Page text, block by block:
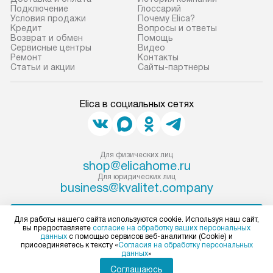
Если необходимо переместить
прибор до места установки,
пожалуйста, предварительно
уточните это с менеджером.
За данную услугу взимается
дополнительная плата. Важно
прибора не позволяют ему пройти
через дверной проем, сотрудники
демонтировать дверцы, ручки или
другие выступающие элементы, так
как это может привести к отказу
сможете переместить прибор
в нужное место, учитывая размеры
упаковки или без нее.
к воде, крана и
слива.
подключение к
В стандартную
не включаются:
Подключение
Условия продажи
Кредит
Возврат и обмен
Сервисные центры
Ремонт
Статьи и акции
Глоссарий
Почему Elica?
Вопросы и ответы
Помощь
Видео
Контакты
Сайты-партнеры
Elica в социальных сетях
Для физических лиц
shop@elicahome.ru
Для юридических лиц
business@kvalitet.company
НАПИСАТЬ РУКОВОДСТВУ
Политика конфиденциальности
Условия продажи
Карта сайта
Для работы нашего сайта используются cookie. Используя наш сайт,
вы предоставляете согласие на обработку ваших персональных
данных с помощью сервисов веб-аналитики (Cookie) и
присоединяетесь к тексту «Согласия на обработку персональных
данных»
Соглашаюсь